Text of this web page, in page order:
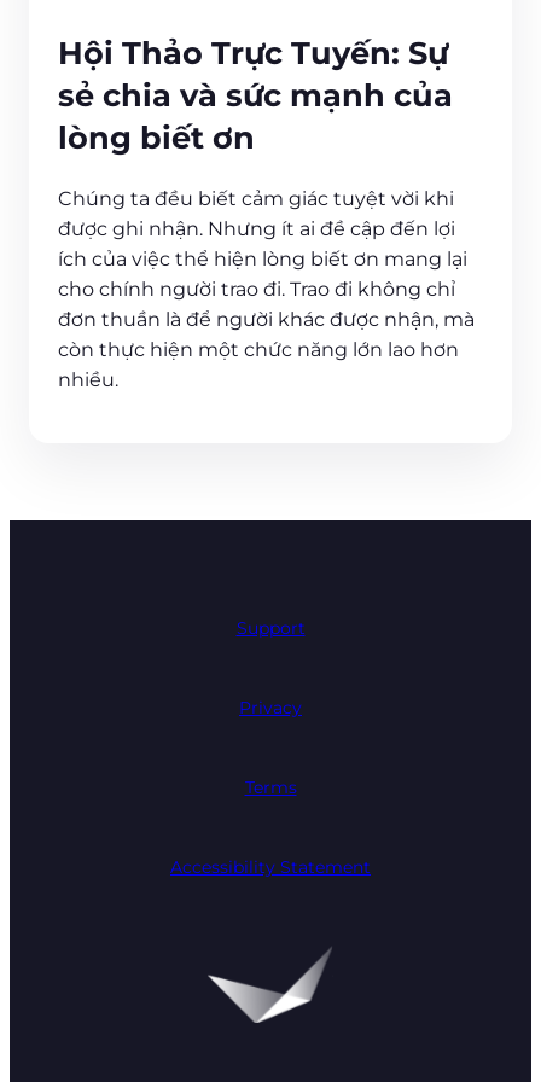
Hội Thảo Trực Tuyến: Sự
sẻ chia và sức mạnh của
lòng biết ơn
Chúng ta đều biết cảm giác tuyệt vời khi
được ghi nhận. Nhưng ít ai đề cập đến lợi
ích của việc thể hiện lòng biết ơn mang lại
cho chính người trao đi. Trao đi không chỉ
đơn thuần là để người khác được nhận, mà
còn thực hiện một chức năng lớn lao hơn
nhiều.
Support
Privacy
Terms
Accessibility Statement